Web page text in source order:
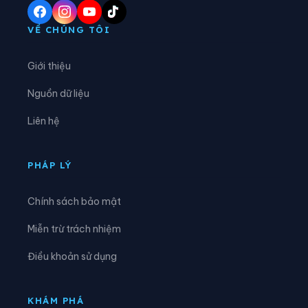
Xã Hướng Lập
Xã Lìa
Xã Phú Trạch
VỀ CHÚNG TÔI
Giới thiệu
Nguồn dữ liệu
Liên hệ
PHÁP LÝ
Chính sách bảo mật
Miễn trừ trách nhiệm
Điều khoản sử dụng
KHÁM PHÁ